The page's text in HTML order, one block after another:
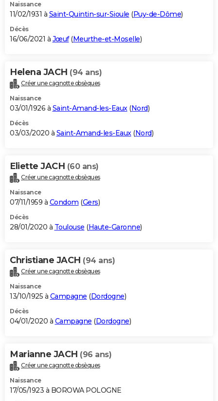
Naissance
11/02/1931 à Saint-Quintin-sur-Sioule (Puy-de-Dôme)
Décès
16/06/2021 à Jœuf(Meurthe-et-Moselle)
Helena JACH (94 ans)
Créer une cagnotte obsèques
Naissance
03/01/1926 à Saint-Amand-les-Eaux(Nord)
Décès
03/03/2020 à Saint-Amand-les-Eaux(Nord)
Eliette JACH (60 ans)
Créer une cagnotte obsèques
Naissance
07/11/1959 à Condom (Gers)
Décès
28/01/2020 à Toulouse (Haute-Garonne)
Christiane JACH (94 ans)
Créer une cagnotte obsèques
Naissance
13/10/1925 à Campagne (Dordogne)
Décès
04/01/2020 à Campagne (Dordogne)
Marianne JACH (96 ans)
Créer une cagnotte obsèques
Naissance
17/05/1923 à BOROWA POLOGNE